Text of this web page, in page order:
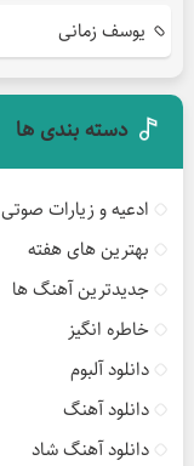
یوسف زمانی
دسته بندی ها
ادعیه و زیارات صوتی
بهترین های هفته
جدیدترین آهنگ ها
خاطره انگیز
دانلود آلبوم
دانلود آهنگ
دانلود آهنگ شاد